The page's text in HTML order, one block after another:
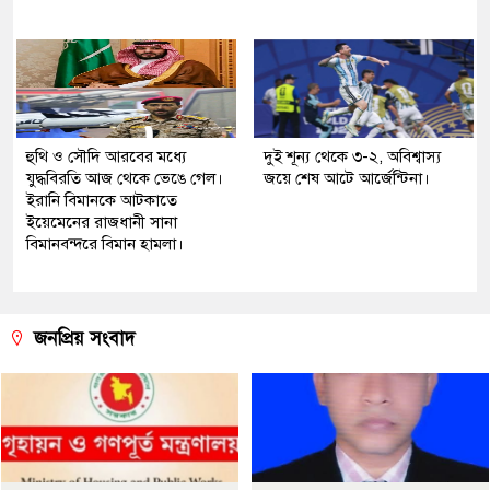
হুথি ও সৌদি আরবের মধ্যে
যুদ্ধবিরতি আজ থেকে ভেঙে গেল।
ইরানি বিমানকে আটকাতে
ইয়েমেনের রাজধানী সানা
বিমানবন্দরে বিমান হামলা।
দুই শূন্য থেকে ৩-২, অবিশ্বাস্য
জয়ে শেষ আটে আর্জেন্টিনা।
জনপ্রিয় সংবাদ